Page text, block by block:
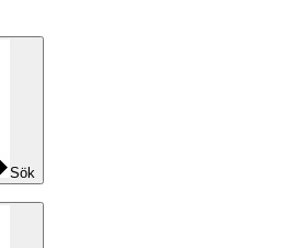
Sök